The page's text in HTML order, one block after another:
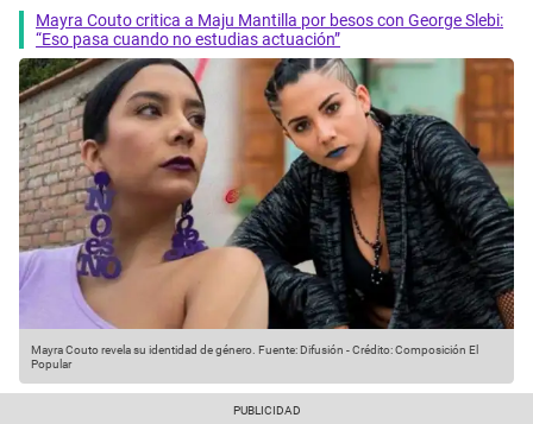
Mayra Couto critica a Maju Mantilla por besos con George Slebi:
“Eso pasa cuando no estudias actuación”
Mayra Couto revela su identidad de género. Fuente: Difusión -Crédito: Composición El
Popular